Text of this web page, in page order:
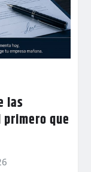
las
que